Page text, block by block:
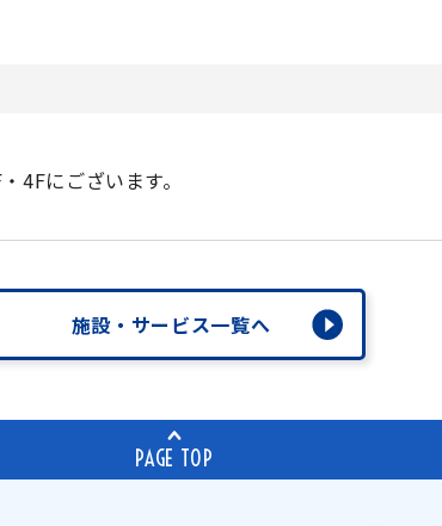
4Fにございます。
施設・サービス一覧へ
PAGE TOP